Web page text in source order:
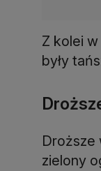
Z kolei
były
Droższe
zielony